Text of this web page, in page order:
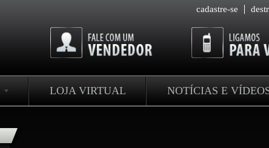
cadastre-se
LOJA VIRTUAL NOTÍCIAS E